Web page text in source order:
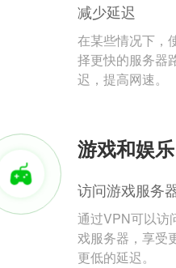
减少延迟
在某些情况下，
择更快的服务器
迟，提高网速。
游戏和娱乐
访问游戏服务
通过VPN可以访
戏服务器，享受
更低的延迟。